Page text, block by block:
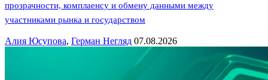
прозрачности, комплаенсу и обмену данными между
участниками рынка и государством
Алия Юсупова, Герман Негляд 07.08.2026